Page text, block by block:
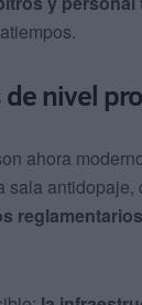
nivel
ahora
sala